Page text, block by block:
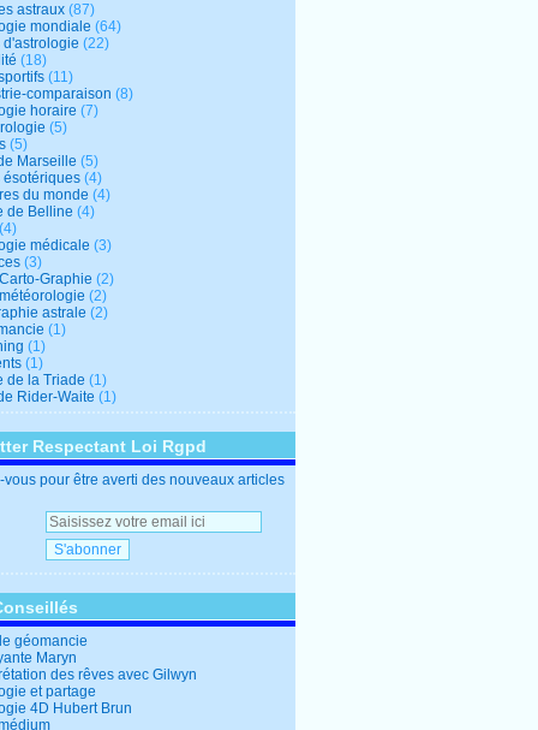
astraux (87)
mondiale (64)
d'astrologie (22)
(18)
(11)
comparaison (8)
horaire (7)
(5)
(5)
Marseille (5)
ésotériques (4)
du monde (4)
de Belline (4)
médicale (3)
(3)
Graphie (2)
(2)
astrale (2)
(1)
(1)
(1)
de la Triade (1)
Rider-Waite (1)
Respectant Loi Rgpd
vous pour être averti des nouveaux articles
géomancie
Maryn
des rêves avec Gilwyn
et partage
4D Hubert Brun